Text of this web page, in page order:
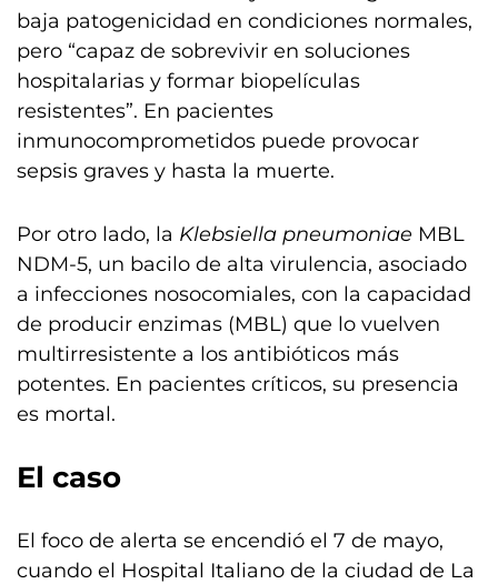
baja patogenicidad en condiciones normales,
pero “capaz de sobrevivir en soluciones
hospitalarias y formar biopelículas
resistentes”. En pacientes
inmunocomprometidos puede provocar
sepsis graves y hasta la muerte.
Por otro lado, la Klebsiella pneumoniae MBL
NDM-5, un bacilo de alta virulencia, asociado
a infecciones nosocomiales, con la capacidad
de producir enzimas (MBL) que lo vuelven
multirresistente a los antibióticos más
potentes. En pacientes críticos, su presencia
es mortal.
El caso
El foco de alerta se encendió el 7 de mayo,
cuando el Hospital Italiano de la ciudad de La